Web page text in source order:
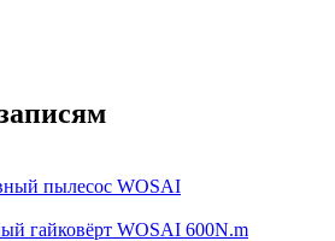
пылесос WOSAI
гайковёрт WOSAI 600N.m